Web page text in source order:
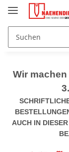
Wir
AUCH IN